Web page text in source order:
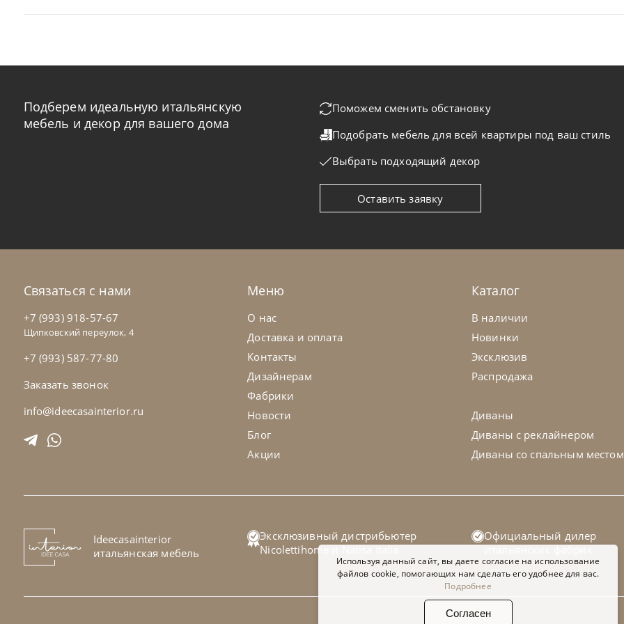
-40% до 08.31
Nicolettihome
Диван Sun
Диван Bamboo
Диван
Подберем идеальную итальянскую
мебель и декор для вашего дома
Поможем сменить обстановку
Подобрать мебель для всей квартиры под ваш стиль
Выбрать подходящий декор
Оставить заявку
Связаться с нами
+7 (993) 918-57-67
Щипковский переулок, 4
+7 (993) 587-77-80
Заказать звонок
info@ideecasainterior.ru
Меню
О нас
Доставка и оплата
Контакты
Дизайнерам
Фабрики
Новости
Блог
Акции
Каталог
В наличии
Новинки
Эксклюзив
Распродажа
Диваны
Диваны с реклайнером
Диваны со спальным местом
Ideecasainterior
итальянская мебель
Эксклюзивный дистрибьютер
Nicolettihome
Официальный дилер
Используя данный сайт, вы даете согласие на использование
файлов cookie, помогающих нам сделать его удобнее для вас.
Подробнее
Согласен